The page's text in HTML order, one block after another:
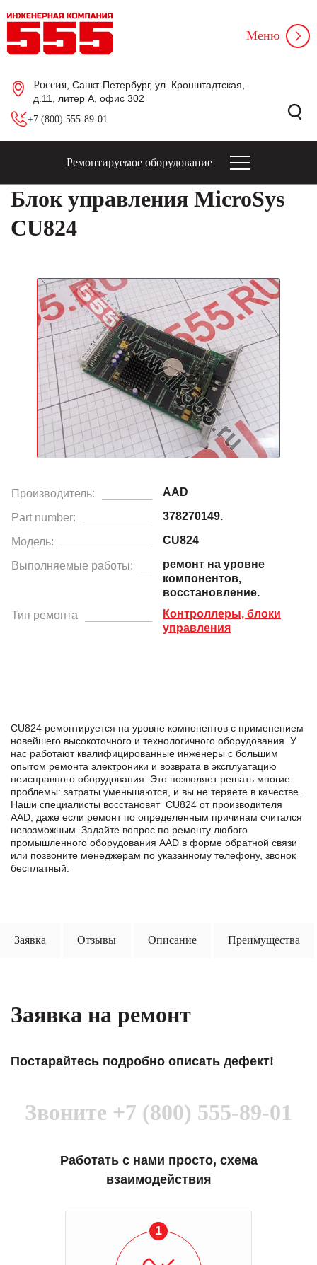
Россия , Санкт-Петербург, ул. Кронштадтская,
д.11, литер А, офис 302
+7 (800) 555-89-01
Меню
Ремонтируемое оборудование
Блок управления MicroSys
CU824
Производитель: AAD
Part number: 378270149.
Модель: CU824
Выполняемые работы:
ремонт на уровне
компонентов,
восстановление.
Тип ремонта
Контроллеры, блоки
управления
CU824 ремонтируется на уровне компонентов с применением
новейшего высокоточного и технологичного оборудования. У
нас работают квалифицированные инженеры с большим
опытом ремонта электроники и возврата в эксплуатацию
неисправного оборудования. Это позволяет решать многие
проблемы: затраты уменьшаются, и вы не теряете в качестве.
Наши специалисты восстановят CU824 от производителя
AAD, даже если ремонт по определенным причинам считался
невозможным. Задайте вопрос по ремонту любого
промышленного оборудования AAD в формe обратной связи
или позвоните менеджерам по указанному телефону, звонок
бесплатный.
Заявка Отзывы Описание Преимущества
Заявка на ремонт
Постарайтесь подробно описать дефект!
Звоните +7 (800) 555-89-01
Работать с нами просто, схема
взаимодействия
1